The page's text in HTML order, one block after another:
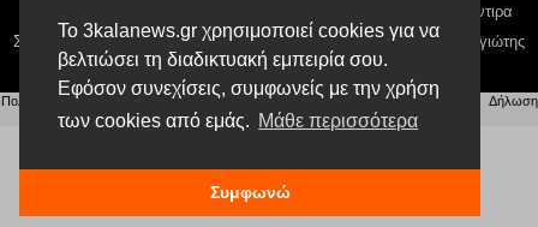
Το 3kalanews.gr χρησιμοποιεί cookies για να
βελτιώσει τη διαδικτυακή εμπειρία σου.
Εφόσον συνεχίσεις, συμφωνείς με την χρήση
των cookies από εμάς. Μάθε περισσότερα
Συμφωνώ
Παναγιώτης Φιλίππου, Διευθύντρια: Γιαννουσά Βασιλική, Διευθύντιρα
Σύνταξης: Μπαλαμπάνη Βασιλική. Δικαιούχος domain name Παναγιώτης
Φιλίππου
Πολιτική απορρήτου Αίτηση Διαχείρισης Προσωπικών Δεδομένων |Όροι χρήσης
Δήλωση
Συμμόρφωσης